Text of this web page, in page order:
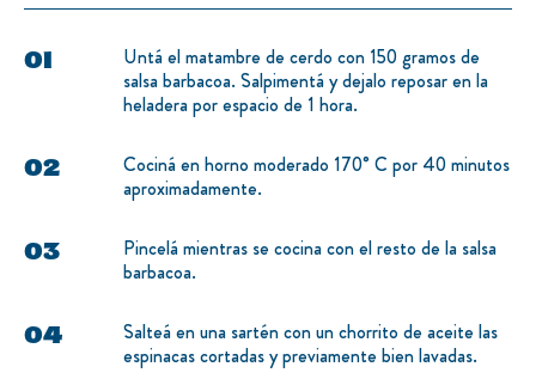
Untá el matambre de cerdo con 150 gramos de
salsa barbacoa. Salpimentá y dejalo reposar en la
heladera por espacio de 1 hora.
Cociná en horno moderado 170° C por 40 minutos
aproximadamente.
Pincelá mientras se cocina con el resto de la salsa
barbacoa.
Salteá en una sartén con un chorrito de aceite las
espinacas cortadas y previamente bien lavadas.